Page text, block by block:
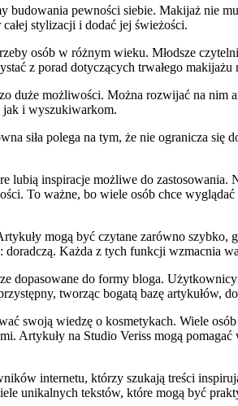
pewności siebie. Makijaż nie
stylizacji i dodać jej świeżości.
osób w różnym wieku. Młodsze
z porad dotyczących trwałego
duże możliwości. Można rozwijać na
jak i wyszukiwarkom.
siła polega na tym, że nie ogranicza
lubią inspiracje możliwe do
To ważne, bo wiele osób chce
mogą być czytane zarówno
Każda z tych funkcji wzmacnia
dopasowane do formy bloga.
tworząc bogatą bazę artykułów,
swoją wiedzę o kosmetykach. Wiele
Artykuły na Studio Veriss mogą
internetu, którzy szukają treści
unikalnych tekstów, które mogą być